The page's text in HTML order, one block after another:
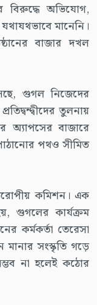
বিরুদ্ধে অভিযোগ,
মানেনি।
বাজার দখল
গুগল নিজেদের
তুলনায়
অ্যাপসের বাজারে
পাঠানোর পথও সীমিত
কমিশন। এক
গুগলের কার্যক্রম
কর্মকর্তা তেরেসা
মানার সংস্কৃতি গড়ে
না হলেই কঠোর